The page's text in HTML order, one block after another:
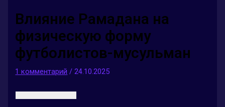
Влияние Рамадана на
физическую форму
футболистов-мусульман
1 комментарий /24.10.2025